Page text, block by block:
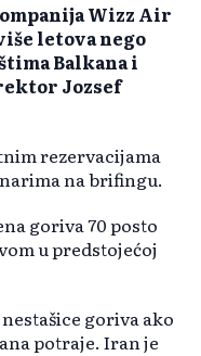
Wizz Air
letova nego
Balkana i
Jozsef
rezervacijama
na brifingu.
goriva 70 posto
u predstojećoj
goriva ako
potraje. Iran je